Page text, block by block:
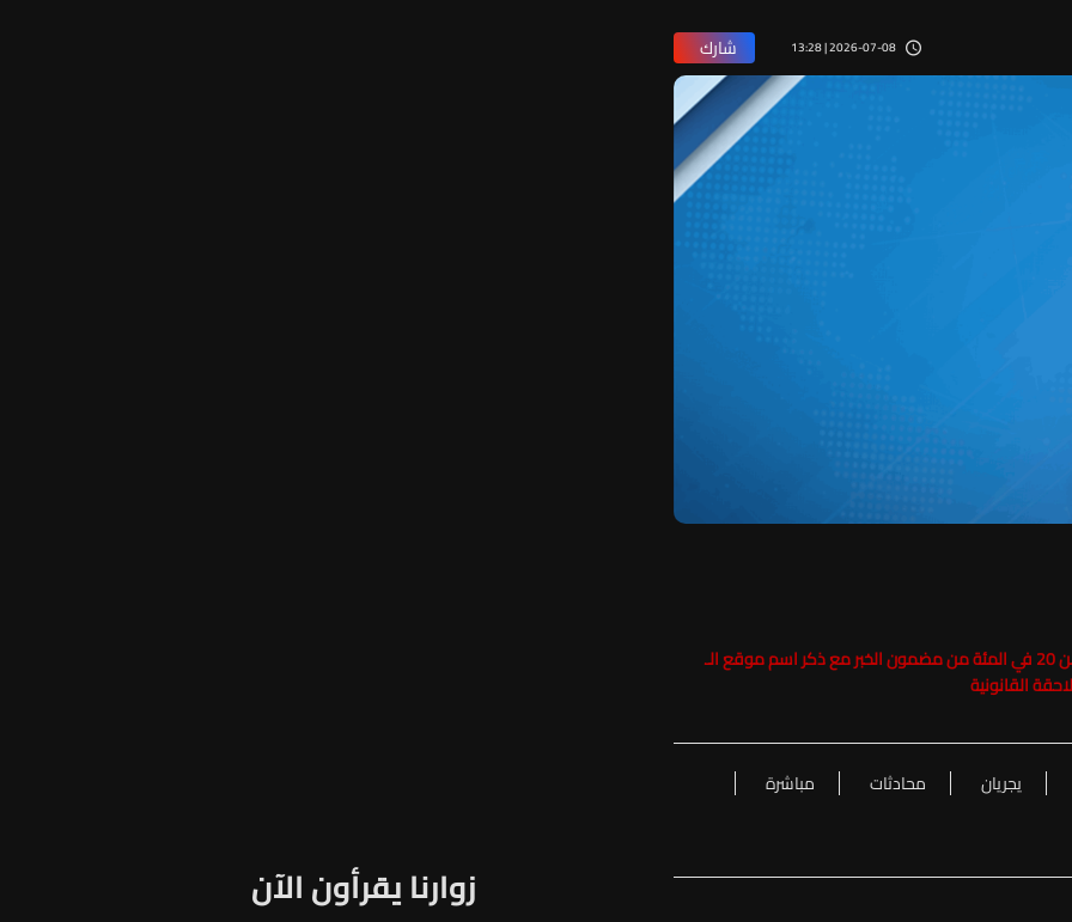
2026-07-08 | 13:28 شارك
حفاظاً على حقوق الملكية الفكرية يرجى عدم نسخ ما يزيد عن 20 في المئة من مضمون الخبر مع ذكر اسم موقع الـ
يجريان محادثات
مباشرة
زوارنا يقرأون الآن